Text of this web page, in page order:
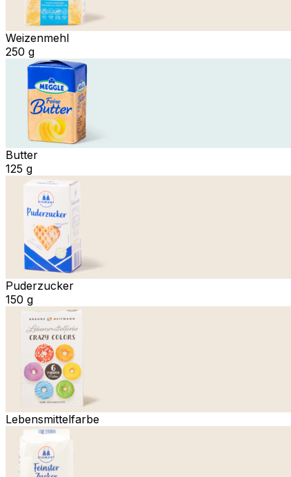
Weizenmehl
250 g
Butter
125 g
Puderzucker
150 g
Lebensmittelfarbe